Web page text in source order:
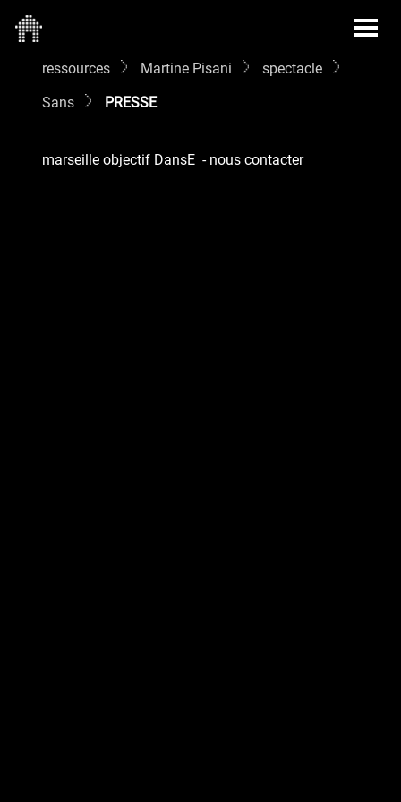
ressources Martine Pisani
spectacle
Sans
PRESSE
marseille objectif DansE - nous contacter